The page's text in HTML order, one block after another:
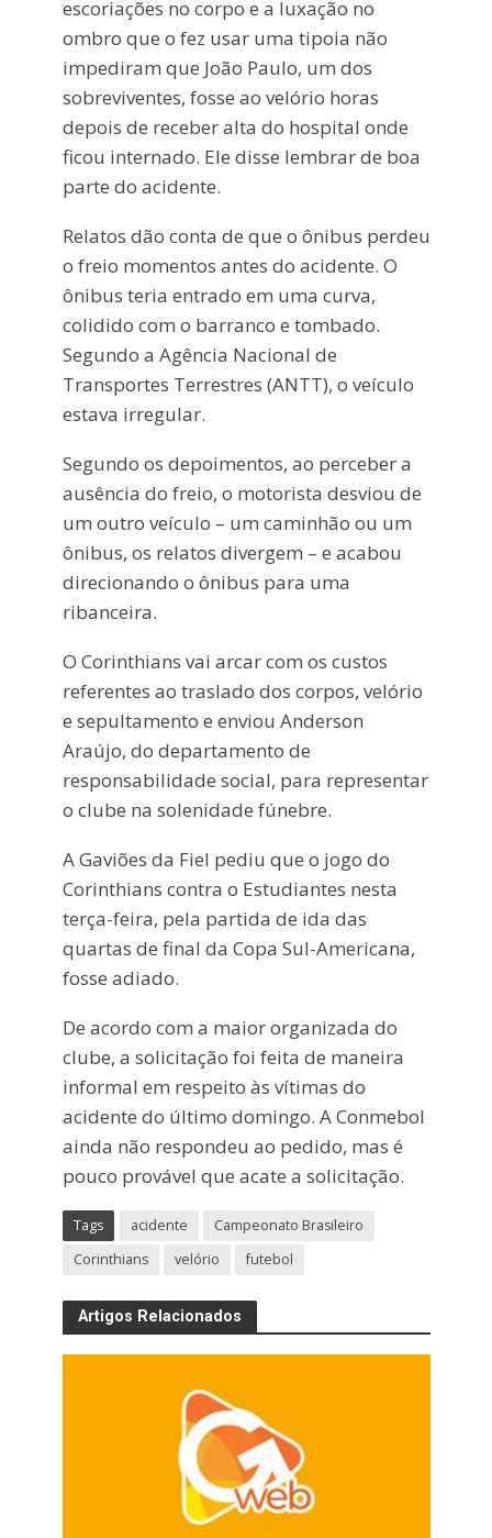
escoriações no corpo e a luxação no
ombro que o fez usar uma tipoia não
impediram que João Paulo, um dos
sobreviventes, fosse ao velório horas
depois de receber alta do hospital onde
ficou internado. Ele disse lembrar de boa
parte do acidente.
Relatos dão conta de que o ônibus perdeu
o freio momentos antes do acidente. O
ônibus teria entrado em uma curva,
colidido com o barranco e tombado.
Segundo a Agência Nacional de
Transportes Terrestres (ANTT), o veículo
estava irregular.
Segundo os depoimentos, ao perceber a
ausência do freio, o motorista desviou de
um outro veículo – um caminhão ou um
ônibus, os relatos divergem – e acabou
direcionando o ônibus para uma
ribanceira.
O Corinthians vai arcar com os custos
referentes ao traslado dos corpos, velório
e sepultamento e enviou Anderson
Araújo, do departamento de
responsabilidade social, para representar
o clube na solenidade fúnebre.
A Gaviões da Fiel pediu que o jogo do
Corinthians contra o Estudiantes nesta
terça-feira, pela partida de ida das
quartas de final da Copa Sul-Americana,
fosse adiado.
De acordo com a maior organizada do
clube, a solicitação foi feita de maneira
informal em respeito às vítimas do
acidente do último domingo. A Conmebol
ainda não respondeu ao pedido, mas é
pouco provável que acate a solicitação.
Tags acidente
Campeonato Brasileiro
Corinthians
velório futebol
Artigos Relacionados